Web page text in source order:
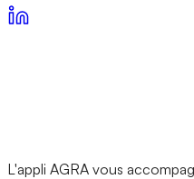
L'appli AGRA vous